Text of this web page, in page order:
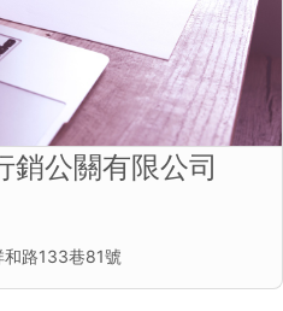
銷公關有限公司
和路133巷81號